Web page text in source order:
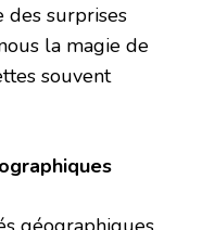
des surprises
la magie de
souvent